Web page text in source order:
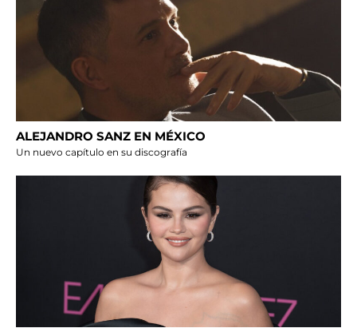
ALEJANDRO SANZ EN MÉXICO
Un nuevo capítulo en su discografía